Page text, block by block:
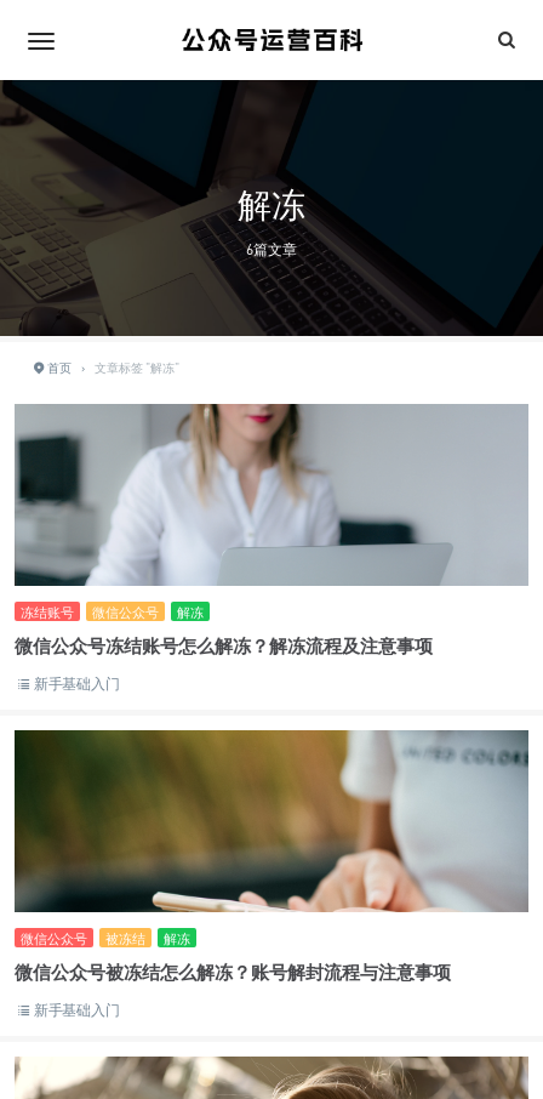
解冻
6篇文章
首页 › 文章标签 "解冻"
冻结账号 微信公众号 解冻
微信公众号冻结账号怎么解冻？解冻流程及注意事项
新手基础入门
微信公众号 被冻结 解冻
微信公众号被冻结怎么解冻？账号解封流程与注意事项
新手基础入门